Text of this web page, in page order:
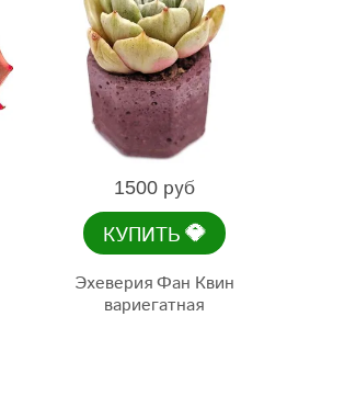
1500 руб
КУПИТЬ💎
Эхеверия Фан Квин
вариегатная